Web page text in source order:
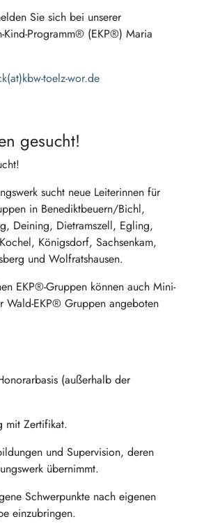
Sie sich bei unserer
Kind-Programm® (EKP®) Maria
toelz-wor.de
gesucht!
sucht neue Leiterinnen für
in Benediktbeuern/Bichl,
Deining, Dietramszell, Egling,
Königsdorf, Sachsenkam,
und Wolfratshausen.
EKP®-Gruppen können auch Mini-
Wald-EKP® Gruppen angeboten
(außerhalb der
mit Zertifikat.
und Supervision, deren
übernimmt.
Schwerpunkte nach eigenen
einzubringen.